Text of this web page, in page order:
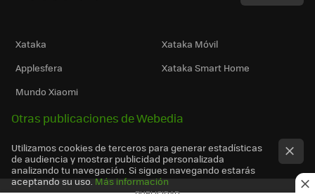
Xataka
Xataka Móvil
Applesfera
Xataka Smart Home
Mundo Xiaomi
Otras publicaciones de Webedia
Utilizamos cookies de terceros para generar estadísticas
de audiencia y mostrar publicidad personalizada
analizando tu navegación. Si sigues navegando estarás
aceptando su uso. Más información